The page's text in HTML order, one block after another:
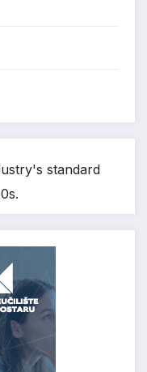
standard